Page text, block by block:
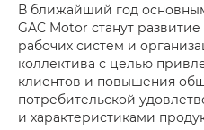
В ближайший год
GAC Motor станут
рабочих систем и
коллектива с целью
клиентов и повышения
потребительской
и характеристиками